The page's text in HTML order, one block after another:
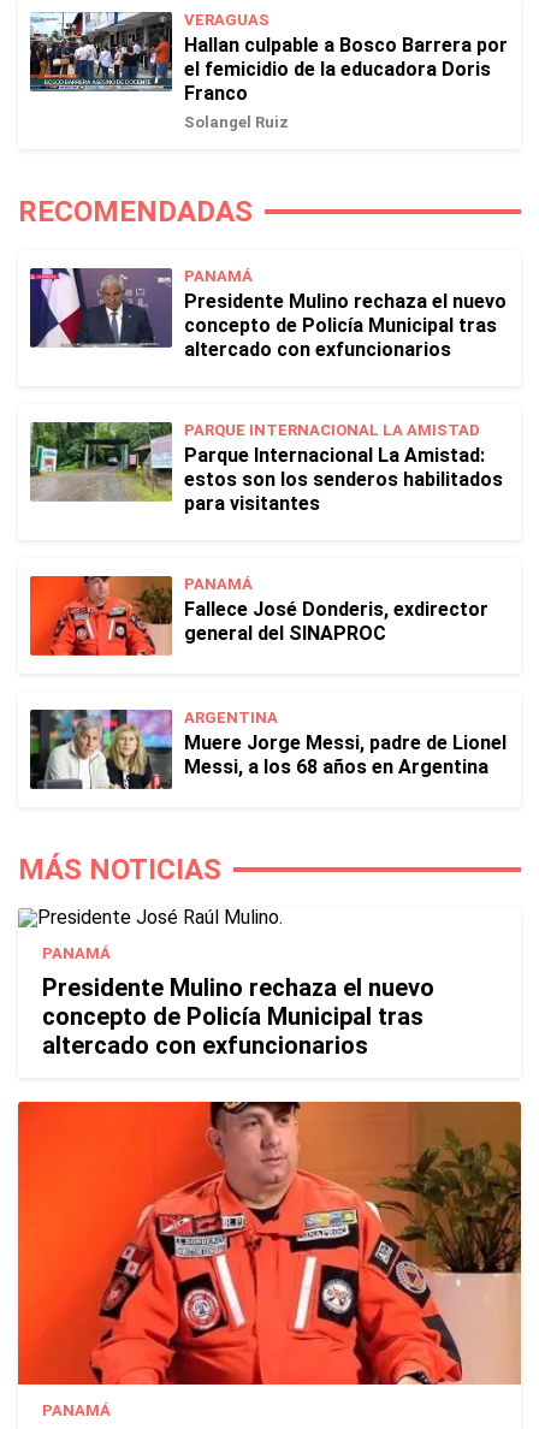
VERAGUAS
Hallan culpable a Bosco Barrera por
el femicidio de la educadora Doris
Franco
Solangel Ruiz
RECOMENDADAS
PANAMÁ
Presidente Mulino rechaza el nuevo
concepto de Policía Municipal tras
altercado con exfuncionarios
PARQUE INTERNACIONAL LA AMISTAD
Parque Internacional La Amistad:
estos son los senderos habilitados
para visitantes
PANAMÁ
Fallece José Donderis, exdirector
general del SINAPROC
ARGENTINA
Muere Jorge Messi, padre de Lionel
Messi, a los 68 años en Argentina
MÁS NOTICIAS
PANAMÁ
Presidente Mulino rechaza el nuevo
concepto de Policía Municipal tras
altercado con exfuncionarios
PANAMÁ